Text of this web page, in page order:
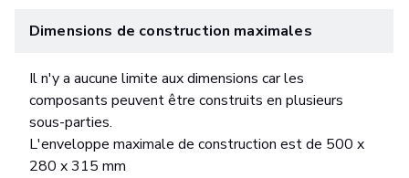
Dimensions de construction maximales
Il n'y a aucune limite aux dimensions car les
composants peuvent être construits en plusieurs
sous-parties.
L'enveloppe maximale de construction est de 500 x
280 x 315 mm